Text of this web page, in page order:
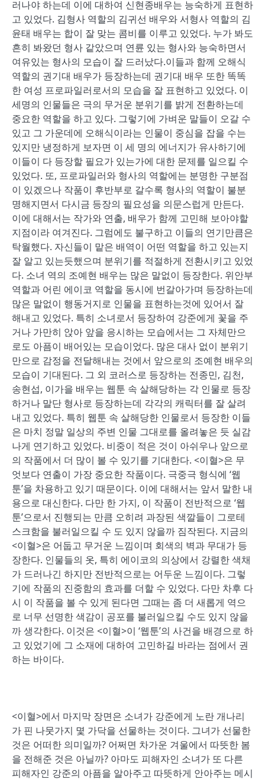
러나야 하는데 이에 대하여 신현종배우는 능숙하게 표현하
고 있었다. 김형사 역할의 김귀선 배우와 서형사 역할의 김
윤태 배우는 합이 잘 맞는 콤비를 이루고 있었다. 누가 봐도
흔히 봐왔던 형사 같았으며 연륜 있는 형사와 능숙하면서
여유있는 형사의 모습이 잘 드러났다.이들과 함께 오해식
역할의 권기대 배우가 등장하는데 권기대 배우 또한 똑똑
한 여성 프로파일러로서의 모습을 잘 표현하고 있었다. 이
세명의 인물들은 극의 무거운 분위기를 밝게 전환하는데
중요한 역할을 하고 있다. 그렇기에 가벼운 말들이 오갈 수
있고 그 가운데에 오해식이라는 인물이 중심을 잡을 수는
있지만 냉정하게 보자면 이 세 명의 에너지가 유사하기에
이들이 다 등장할 필요가 있는가에 대한 문제를 일으킬 수
있었다. 또, 프로파일러와 형사의 역할에는 분명한 구분점
이 있겠으나 작품이 후반부로 갈수록 형사의 역할이 불분
명해지면서 다시금 등장의 필요성을 의문스럽게 만든다.
이에 대해서는 작가와 연출, 배우가 함께 고민해 보아야할
지점이라 여겨진다. 그럼에도 불구하고 이들의 연기만큼은
탁월했다. 자신들이 맡은 배역이 어떤 역할을 하고 있는지
잘 알고 있는듯했으며 분위기를 적절하게 전환시키고 있었
다. 소녀 역의 조예현 배우는 많은 말없이 등장한다. 위안부
역할과 어린 에이코 역할을 동시에 번갈아가며 등장하는데
많은 말없이 행동거지로 인물을 표현하는것에 있어서 잘
해내고 있었다. 특히 소녀로서 등장하여 강준에게 꽃을 주
거나 가만히 앉아 앞을 응시하는 모습에서는 그 자체만으
로도 아픔이 배어있는 모습이었다. 많은 대사 없이 분위기
만으로 감정을 전달해내는 것에서 앞으로의 조예현 배우의
모습이 기대된다. 그 외 코러스로 등장하는 전종민, 김천,
송현섭, 이가을 배우는 웹툰 속 살해당하는 각 인물로 등장
하거나 말단 형사로 등장하는데 각각의 캐릭터를 잘 살려
내고 있었다. 특히 웹툰 속 살해당한 인물로서 등장한 이들
은 마치 정말 일상의 주변 인물 그대로를 올려놓은 듯 실감
나게 연기하고 있었다. 비중이 적은 것이 아쉬우나 앞으로
의 작품에서 더 많이 볼 수 있기를 기대한다. <이혈>은 무
엇보다 연출이 가장 중요한 작품이다. 극중극 형식에 ‘웹
툰’을 차용하고 있기 때문이다. 이에 대해서는 앞서 말한 내
용으로 대신한다. 다만 한 가지, 이 작품이 전반적으로 ‘웹
툰’으로서 진행되는 만큼 오히려 과장된 색깔들이 그로테
스크함을 불러일으킬 수 도 있지 않을까 짐작된다. 지금의
<이혈>은 어둡고 무거운 느낌이며 회색의 벽과 무대가 등
장한다. 인물들의 옷, 특히 에이코의 의상에서 강렬한 색채
가 드러나긴 하지만 전반적으로는 어두운 느낌이다. 그렇
기에 작품의 진중함의 효과를 더할 수 있었다. 다만 차후 다
시 이 작품을 볼 수 있게 된다면 그때는 좀 더 새롭게 역으
로 너무 선명한 색감이 공포를 불러일으킬 수도 있지 않을
까 생각한다. 이것은 <이혈>이 ‘웹툰’의 사건을 배경으로 하
고 있었기에 그 소재에 대하여 고민하길 바라는 점에서 권
하는 바이다.
<이혈>에서 마지막 장면은 소녀가 강준에게 노란 개나리
가 핀 나뭇가지 몇 가닥을 선물하는 것이다. 그녀가 선물한
것은 어떠한 의미일까? 어쩌면 차가운 겨울에서 따뜻한 봄
을 전해준 것은 아닐까? 아마도 피해자인 소녀가 또 다른
피해자인 강준의 아픔을 알아주고 따뜻하게 안아주는 메시